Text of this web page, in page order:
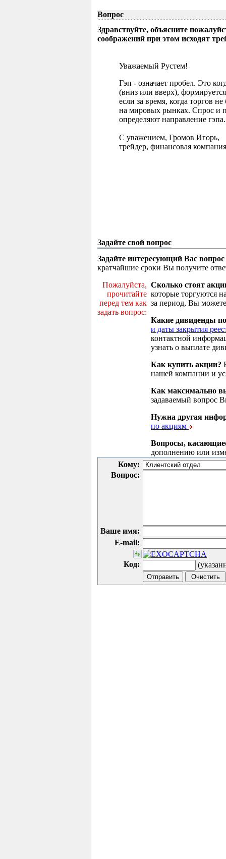
Вопрос
Здравствуйте, объясните
соображений при этом исходят
Уважаемый Рустем!
Гэп - означает пробел. Это
(вниз или вверх),
если за время, когда торгов
на мировых рынках. Спрос и
определяют направление гэпа.
С уважением, Громов Игорь,
трейдер, финансовая
Задайте свой вопрос
Задайте интересующий Вас вопрос
кратчайшие сроки Вы получите
Пожалуйста,
прочитайте
перед тем как
задать вопрос:
Сколько стоят
которые торгуются
за период, Вы
Какие дивиденды
и даты закрытия
контактной
узнать о выплате
Как купить акции?
нашей компании и
Как максимально
задаваемый вопрос
Нужна другая
по акциям
Вопросы,
дополнению или
Кому:
Вопрос:
Ваше имя:
E-mail:
Код: